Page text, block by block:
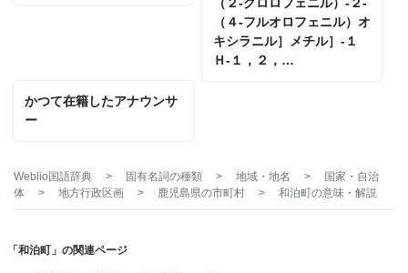
（２‐クロロフェニル）‐２‐
（４‐フルオロフェニル）オ
キシラニル］メチル］‐１
Ｈ‐１，２，…
かつて在籍したアナウンサ
ー
Weblio国語辞典 > 固有名詞の種類 > 地域・地名 >
国家・自治
体
> 地方行政区画 > 鹿児島県の市町村 > 和泊町の意味・解説
「和泊町」の関連ページ